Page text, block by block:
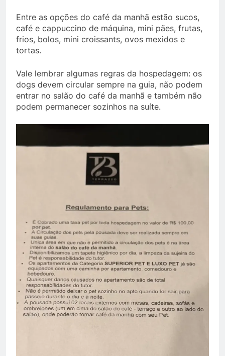
Entre as opções do café da manhã estão sucos,
café e cappuccino de máquina, mini pães, frutas,
frios, bolos, mini croissants, ovos mexidos e
tortas.
Vale lembrar algumas regras da hospedagem: os
dogs devem circular sempre na guia, não podem
entrar no salão do café da manhã e também não
podem permanecer sozinhos na suíte.